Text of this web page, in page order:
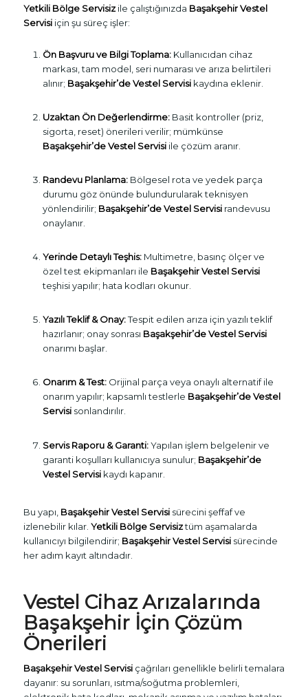
Yetkili Bölge Servisizile çalıştığınızda Başakşehir Vestel
Servisiiçin şu süreç işler:
Ön Başvuru ve Bilgi Toplama:Kullanıcıdan cihaz
markası, tam model, seri numarası ve arıza belirtileri
alınır; Başakşehir’de Vestel Servisikaydına eklenir.
Uzaktan Ön Değerlendirme:Basit kontroller (priz,
sigorta, reset) önerileri verilir; mümkünse
Başakşehir’de Vestel Servisiile çözüm aranır.
Randevu Planlama:Bölgesel rota ve yedek parça
durumu göz önünde bulundurularak teknisyen
yönlendirilir; Başakşehir’de Vestel Servisirandevusu
onaylanır.
Yerinde Detaylı Teşhis:Multimetre, basınç ölçer ve
özel test ekipmanları ile Başakşehir Vestel Servisi
teşhisi yapılır; hata kodları okunur.
Yazılı Teklif & Onay:Tespit edilen arıza için yazılı teklif
hazırlanır; onay sonrası Başakşehir’de Vestel Servisi
onarımı başlar.
Onarım & Test:Orijinal parça veya onaylı alternatif ile
onarım yapılır; kapsamlı testlerle Başakşehir’de Vestel
Servisisonlandırılır.
Servis Raporu & Garanti:Yapılan işlem belgelenir ve
garanti koşulları kullanıcıya sunulur; Başakşehir’de
Vestel Servisikaydı kapanır.
Bu yapı, Başakşehir Vestel Servisisürecini şeffaf ve
izlenebilir kılar. Yetkili Bölge Servisiztüm aşamalarda
kullanıcıyı bilgilendirir; Başakşehir Vestel Servisisürecinde
her adım kayıt altındadır.
Vestel Cihaz Arızalarında
Başakşehir İçin Çözüm
Önerileri
Başakşehir Vestel Servisiçağrıları genellikle belirli temalara
dayanır: su sorunları, ısıtma/soğutma problemleri,